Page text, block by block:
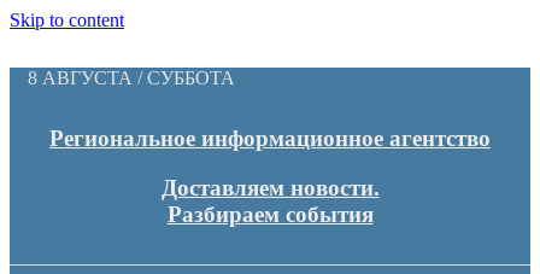
Skip to content
8 АВГУСТА / СУББОТА
Региональное информационное агентство
Доставляем новости.
Разбираем события